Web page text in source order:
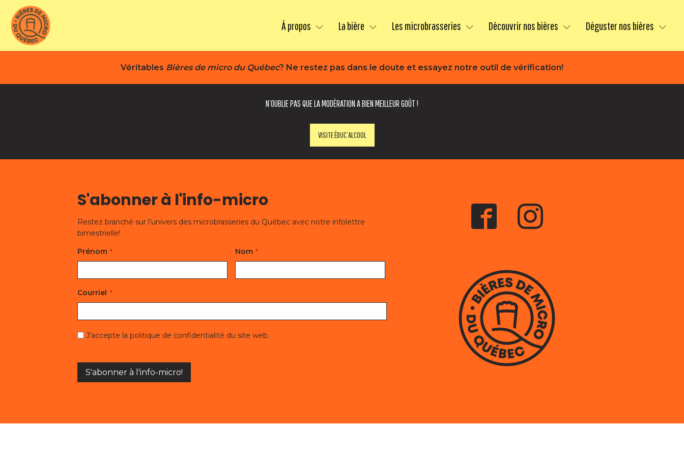
À propos La bière Les microbrasseries Découvrir nos bières Déguster nos bières
Véritables Bières de micro du Québec? Ne restez pas dans le doute et essayez notre outil de vérification!
N’OUBLIE PAS QUE LA MODÉRATION A BIEN MEILLEUR GOÛT !
VISITE ÉDUC’ALCOOL
S'abonner à l'info-micro
Restez branché sur l’univers des microbrasseries du Québec avec notre infolettre
bimestrielle!
Prénom
Nom
Courriel
J'accepte la politique de confidentialité du site web.
S'abonner à l'info-micro!